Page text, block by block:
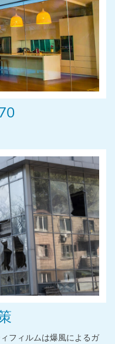
フィルムは爆風によるガ